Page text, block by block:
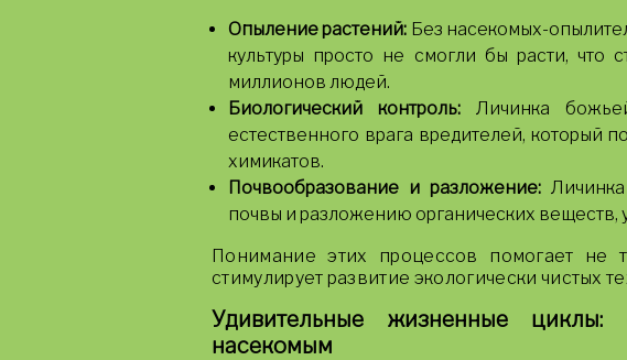
Опыление растений: Без насекомых-
культуры просто не смогли бы расти, что
миллионов людей.
Биологический контроль: Личинка
естественного врага вредителей, который
химикатов.
Почвообразование и разложение:Личинка
почвы и разложению органических веществ,
Понимание этих процессов помогает не
стимулирует развитие экологически чистых
Удивительные жизненные
насекомым